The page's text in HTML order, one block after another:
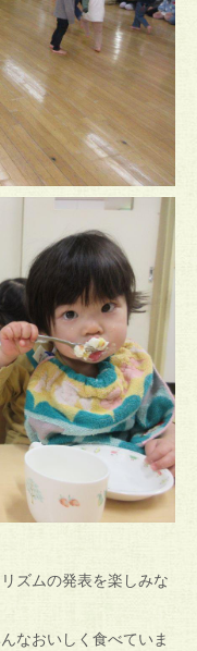
ズムの発表を楽しみな
なおいしく食べていま